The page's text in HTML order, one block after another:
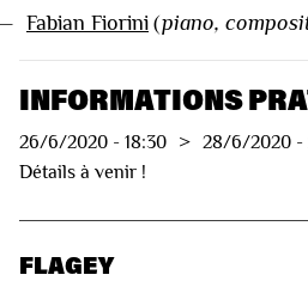
Fabian Fiorini (piano,
INFORMATIONS
26/6/2020 - 18:30 > 28/6/2020 -
Détails à venir !
FLAGEY